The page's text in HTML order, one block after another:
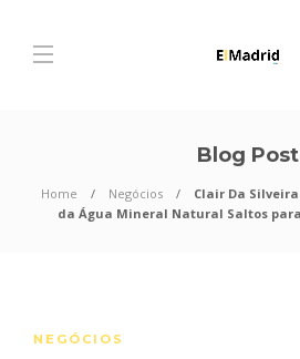
Blog Post
Home Negócios
Clair Da
da Água Mineral Natural Saltos
NEGÓCIOS